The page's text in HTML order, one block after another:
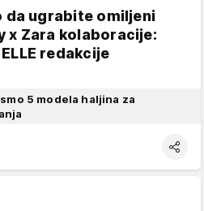
da ugrabite omiljeni
x Zara kolaboracije:
redakcije
5 modela haljina za